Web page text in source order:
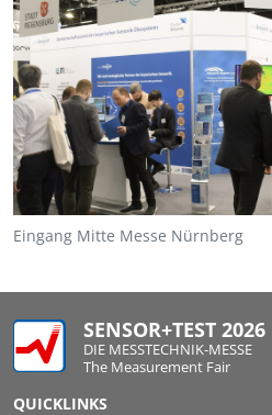
Eingang Mitte Messe Nürnberg
SENSOR+TEST 2026
DIE MESSTECHNIK-MESSE
The Measurement Fair
QUICKLINKS